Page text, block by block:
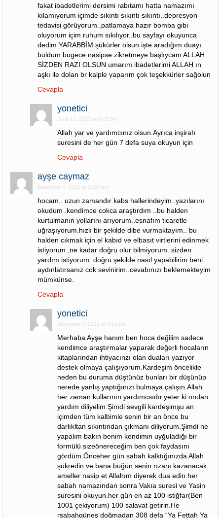
fakat ibadetlerimi dersimi rabıtamı hatta namazımı
kılamıyorum içimde sıkıntı sıkıntı sıkıntı..depresyon
tedavisi görüyorum..patlamaya hazır bomba gibi
oluyorum içim ruhum sıkılıyor..bu sayfayı okuyunca
dedim YARABBİM şükürler olsun işte aradığım duayı
buldum bugece nasipse zikretmeye başlıycam ALLAH
SİZDEN RAZI OLSUN umarım ibadetlerimi ALLAH ın
aşkı ile dolan br kalple yaparım çok teşekkürler sağolun
Cevapla
yonetici
June 13, 2013 at 8:05 pm
Allah yar ve yardımcınız olsun.Ayrıca inşirah
suresini de her gün 7 defa suya okuyun için
Cevapla
ayşe caymaz
December 3, 2012 at 11:04 am
hocam.. uzun zamandır kabs hallerindeyim..yazılarını
okudum .kendimce cokca araştırdım ..bu halden
kurtulmanın yollarını arıyorum..esnafım ticaretle
uğraşıyorum.hızlı bir şekilde dibe vurmaktayım.. bu
halden cıkmak için el kabıd ve elbasıt virtlerini edinmek
istiyorum ,ne kadar doğru olur bilmiyorum..sizden
yardım istiyorum..doğru şekilde nasıl yapabilirim beni
aydınlatırsanız cok sevinirim..cevabınızı beklemekteyim
mümkünse.
Cevapla
yonetici
December 3, 2012 at 2:01 pm
Merhaba Ayşe hanım ben hoca değilim sadece
kendimce araştırmalar yaparak değerli hocaların
kitaplarından ihtiyacınzı olan duaları yazıyor
destek olmaya çalışıyorum.Kardeşim öncelikle
neden bu duruma düştünüz bunları bir düşünüp
nerede yanlış yaptığınızı bulmaya çalışın.Allah
her zaman kullarının yardımcsıdır.yeter ki ondan
yardım diliyelim.Şimdi sevgili kardeşimşu an
içimden tüm kalbimle senin bir an önce bu
darlıkltan sıkıntından çıkmanı diliyorum.Şimdi ne
yapalım bakın benim kendimin uyğuladığı bir
formülü sizeönereceğim ben çok faydasını
gördüm.Önceher gün sabah kalktığınızda Allah
şükredin ve bana buğün senin rızanı kazanacak
ameller nasip et Allahım diyerek dua edin.her
sabah namazından sonra Vakıa suresi ve Yasin
suresini okuyun.her gün en az 100 istiğfar(Ben
1001 çekiyorum) 100 salavat getirin.He
rsabahgüneş doğmadan 308 defa “Ya Fettah Ya